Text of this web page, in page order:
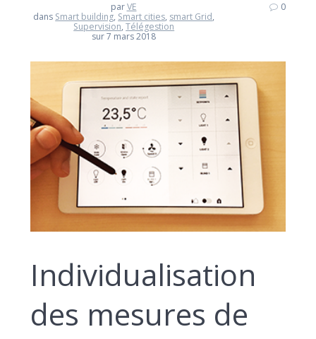
parVE
dans Smart building, Smart cities, smart Grid,
Supervision,Télégestion
sur 7 mars 2018
0
Individualisation
des mesures de